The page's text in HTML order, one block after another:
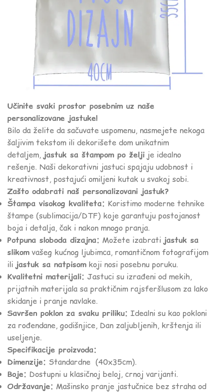
Učinite svaki prostor posebnim uz naše
personalizovane jastuke!
Bilo da želite da sačuvate uspomenu, nasmejete nekoga
šaljivim tekstom ili dekorišete dom unikatnim
detaljem, jastuk sa štampom po želji je idealno
rešenje. Naši dekorativni jastuci spajaju udobnost i
kreativnost, postajući omiljeni kutak u svakoj sobi.
Zašto odabrati naš personalizovani jastuk?
Štampa visokog kvaliteta: Koristimo moderne tehnike
štampe (sublimacija/DTF) koje garantuju postojanost
boja i detalja, čak i nakon mnogo pranja.
Potpuna sloboda dizajna: Možete izabrati jastuk sa
slikomvašeg kućnog ljubimca, romantičnom fotografijom
ili jastuk sa natpisomkoji nosi posebnu poruku.
Kvalitetni materijali: Jastuci su izrađeni od mekih,
prijatnih materijala sa praktičnim rajsferšlusom za lako
skidanje i pranje navlake.
Savršen poklon za svaku priliku: Idealni su kao pokloni
za rođendane, godišnjice, Dan zaljubljenih, krštenja ili
useljenje.
Specifikacije proizvoda:
Dimenzije: Standardne (40x35cm).
Boje: Dostupni u klasičnoj beloj, crnoj varijanti.
Održavanje: Mašinsko pranje jastučnice bez straha od